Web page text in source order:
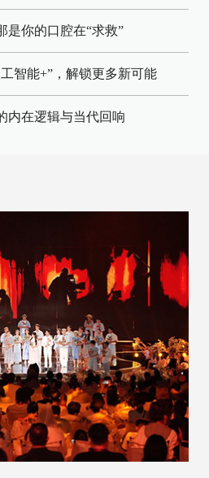
是你的口腔在“求救”
智能+”，解锁更多新可能
内在逻辑与当代回响